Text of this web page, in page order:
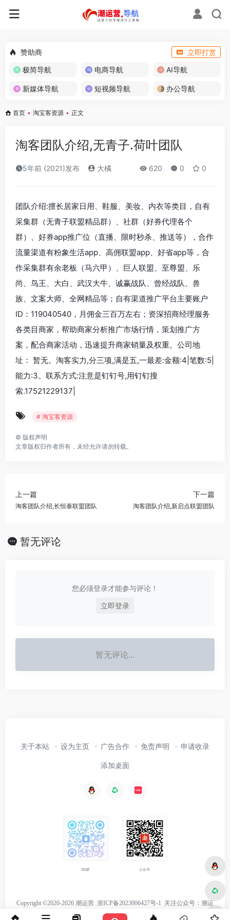
赞助商
立即打赏
极简导航
电商导航 AI导航
新媒体导航 短视频导航 办公导航
首页 • 淘宝客资源 • 正文
淘客团队介绍,无青子.荷叶团队
5年前 (2021)发布 大橘 620 0 0
团队介绍:擅长居家日用、鞋服、美妆、内衣等类目，自有
采集群（无青子联盟精品群）、社群（好券代理各个
群）、好券app推广位（直播、限时秒杀、推送等），合作
流量渠道有粉象生活app、高佣联盟app、好省app等，合
作采集群有余老板（马六甲）、巨人联盟、至尊盟、乐
尚、鸟王、大白、武汉大牛、诚赢战队、曾经战队、兽
族、文案大师、全网精品等；自有渠道推广平台主要账户
ID：119040540，月佣金三百万左右；资深招商经理服务
各类目商家，帮助商家分析推广市场行情，策划推广方
案，配合商家活动，迅速提升商家销量及权重。公司地
址： 暂无。淘客实力,分三项,满是五,一最差:金额:4|笔数:5|
能力:3。联系方式:注意是钉钉号,用钉钉搜
索.17521229137|
# 淘宝客资源
© 版权声明
文章版权归作者所有，未经允许请勿转载。
上一篇
淘客团队介绍,长恒泰联盟团队
下一篇
淘客团队介绍,新启点联盟团队
暂无评论
您必须登录才能参与评论！
立即登录
暂无评论...
关于本站 设为主页 广告合作 免责声明 申请收录
添加桌面
QQ群 公众号
Copyright ©2020-2026 潮运营 浙ICP备2023006427号-1 关注公众号：潮运
营